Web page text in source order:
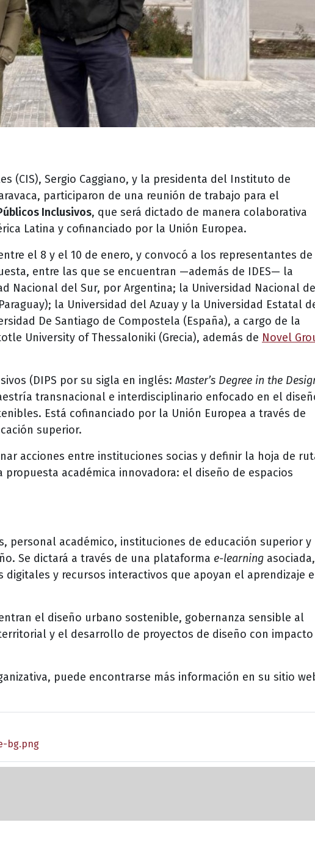
(CIS), Sergio Caggiano, y la presidenta del Instituto de
participaron de una reunión de trabajo para el
Inclusivos, que será dictado de manera colaborativa
Latina y cofinanciado por la Unión Europea.
el 8 y el 10 de enero, y convocó a los representantes de
entre las que se encuentran —además de IDES— la
Nacional del Sur, por Argentina; la Universidad Nacional de
la Universidad del Azuay y la Universidad Estatal
De Santiago de Compostela (España), a cargo de la
University of Thessaloniki (Grecia), además de Novel
(DIPS por su sigla en inglés: Master’s Degree in the
transnacional e interdisciplinario enfocado en el
Está cofinanciado por la Unión Europea a través de
superior.
acciones entre instituciones socias y definir la hoja de
académica innovadora: el diseño de espacios
personal académico, instituciones de educación superior y
Se dictará a través de una plataforma e-learning asociada,
y recursos interactivos que apoyan el aprendizaje
el diseño urbano sostenible, gobernanza sensible al
y el desarrollo de proyectos de diseño con impacto
puede encontrarse más información en su sitio
bg.png